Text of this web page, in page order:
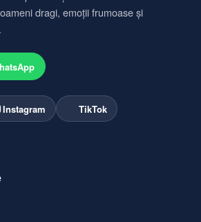
dragi, emoții frumoase și
Instagram
TikTok